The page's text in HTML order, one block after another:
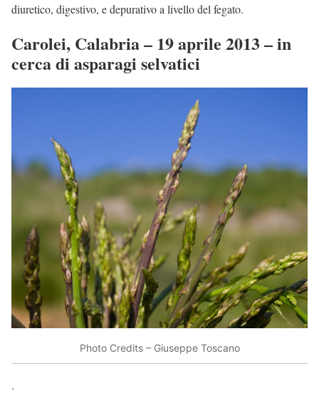
diuretico, digestivo, e depurativo a livello del fegato.
Carolei, Calabria – 19 aprile 2013 – in
cerca di asparagi selvatici
Photo Credits – Giuseppe Toscano
.